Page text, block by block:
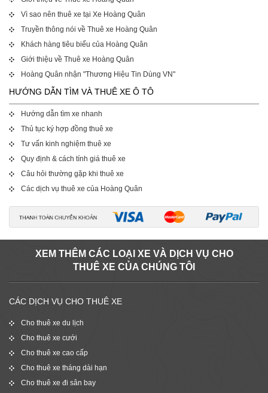
Vì sao nên thuê xe tại Xe Hoàng Quân
Truyền thông nói về Thuê xe Hoàng Quân
Khách hàng tiêu biểu của Hoàng Quân
Giới thiệu về Thuê xe Hoàng Quân
Hoàng Quân nhận "Thương Hiệu Tin Dùng VN"
HƯỚNG DẪN TÌM VÀ THUÊ XE Ô TÔ
Hướng dẫn tìm xe nhanh
Thủ tục ký hợp đồng thuê xe
Tư vấn kinh nghiệm thuê xe
Quy định & cách tính giá thuê xe
Câu hỏi thường gặp khi thuê xe
Các dịch vụ thuê xe của Hoàng Quân
XEM THÊM CÁC LOẠI XE VÀ DỊCH VỤ CHO
THUÊ XE CỦA CHÚNG TÔI
CÁC DỊCH VỤ CHO THUÊ XE
Cho thuê xe du lịch
Cho thuê xe cưới
Cho thuê xe cao cấp
Cho thuê xe tháng dài hạn
Cho thuê xe đi sân bay